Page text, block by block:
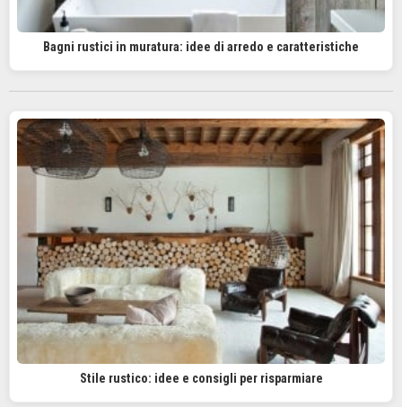
Bagni rustici in muratura: idee di arredo e caratteristiche
Stile rustico: idee e consigli per risparmiare